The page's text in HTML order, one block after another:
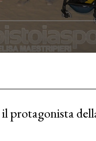
protagonista